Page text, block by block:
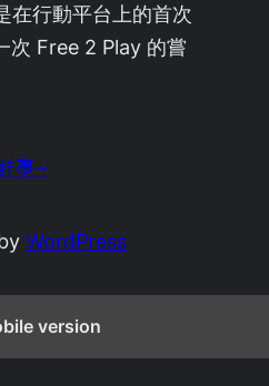
在行動平台上的首次
次 Free 2 Play 的嘗
事~
WordPress
version